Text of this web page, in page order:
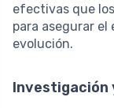
efectivas que
para asegurar
evolución.
Investigación